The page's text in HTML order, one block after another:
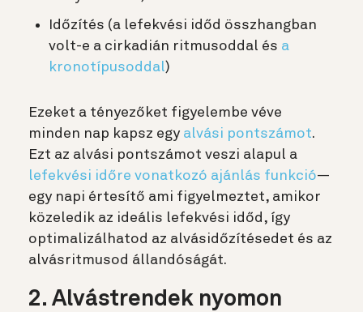
Időzítés (a lefekvési időd összhangban
volt-e a cirkadián ritmusoddal és a
kronotípusoddal)
Ezeket a tényezőket figyelembe véve
minden nap kapsz egy alvási pontszámot.
Ezt az alvási pontszámot veszi alapul a
lefekvési időre vonatkozó ajánlás funkció—
egy napi értesítő ami figyelmeztet, amikor
közeledik az ideális lefekvési időd, így
optimalizálhatod az alvásidőzítésedet és az
alvásritmusod állandóságát.
2. Alvástrendek nyomon